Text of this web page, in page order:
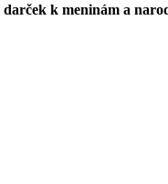
darček k meninám a